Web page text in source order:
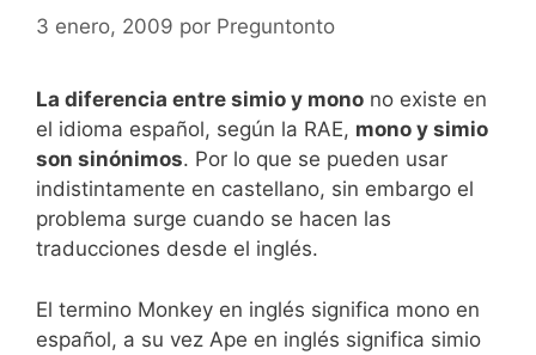
3 enero, 2009 por Preguntonto
La diferencia entre simio y mono no existe en
el idioma español, según la RAE, mono y simio
son sinónimos. Por lo que se pueden usar
indistintamente en castellano, sin embargo el
problema surge cuando se hacen las
traducciones desde el inglés.
El termino Monkey en inglés significa mono en
español, a su vez Ape en inglés significa simio